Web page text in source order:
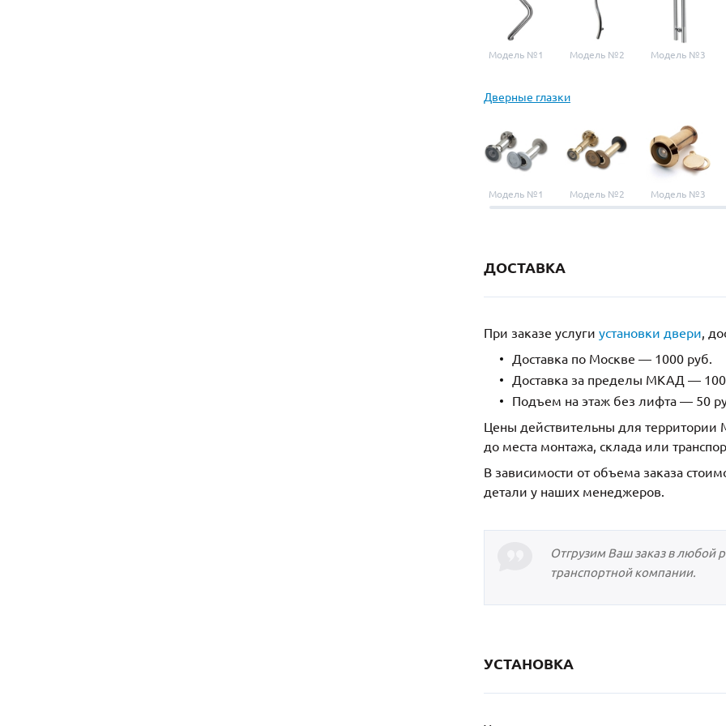
Модель №1 Модель №2 Модель №3
Дверные глазки
Модель №1 Модель №2 Модель №3
ДОСТАВКА
При заказе услуги установки двери,
Доставка по Москве — 1000 руб.
Доставка за пределы МКАД —
Подъем на этаж без лифта — 50
Цены действительны для территории
до места монтажа, склада или
В зависимости от объема заказа
детали у наших менеджеров.
Отгрузим Ваш заказ в любой
транспортной компании.
УСТАНОВКА